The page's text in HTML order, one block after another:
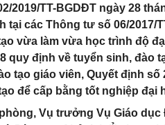
2019/TT-BGDĐT ngày 28
tại các Thông tư số 06/2017/
vừa làm vừa học trình độ
quy định về tuyển sinh, đào
tạo giáo viên, Quyết định
để cấp bằng tốt nghiệp đại
Vụ trưởng Vụ Giáo